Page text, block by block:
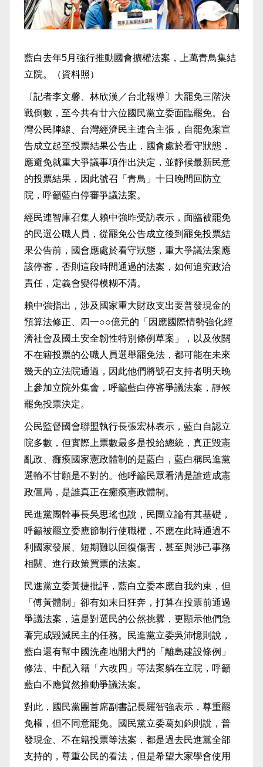
藍白去年5月強行推動國會擴權法案，上萬青鳥集結
立院。（資料照）
〔記者李文馨、林欣漢／台北報導〕大罷免三階決
戰倒數，至今共有廿六位國民黨立委面臨罷免。台
灣公民陣線、台灣經濟民主連合主張，自罷免案宣
告成立起至投票結果公告止，國會處於看守狀態，
應避免就重大爭議事項作出決定，並靜候最新民意
的投票結果，因此號召「青鳥」十日晚間回防立
院，呼籲藍白停審爭議法案。
經民連智庫召集人賴中強昨受訪表示，面臨被罷免
的民選公職人員，從罷免公告成立後到罷免投票結
果公告前，國會應處於看守狀態，重大爭議法案應
該停審，否則這段時間通過的法案，如何追究政治
責任，定義會變得模糊不清。
賴中強指出，涉及國家重大財政支出要普發現金的
預算法修正、四一○○億元的「因應國際情勢強化經
濟社會及國土安全韌性特別條例草案」，以及攸關
不在籍投票的公職人員選舉罷免法，都可能在未來
幾天的立法院通過，因此他們將號召支持者明天晚
上參加立院外集會，呼籲藍白停審爭議法案，靜候
罷免投票決定。
公民監督國會聯盟執行長張宏林表示，藍白自認立
院多數，但實際上票數最多是投給總統，真正毀憲
亂政、癱瘓國家憲政體制的是藍白，藍白稱民進黨
選輸不甘願是不對的。他呼籲民眾看清是誰造成憲
政僵局，是誰真正在癱瘓憲政體制。
民進黨團幹事長吳思瑤也說，民團立論有其基礎，
呼籲被罷立委應節制行使職權，不應在此時通過不
利國家發展、短期難以回復傷害，甚至與涉己事務
相關、進行政策買票的法案。
民進黨立委黃捷批評，藍白立委本應自我約束，但
「傅黃體制」卻有如末日狂奔，打算在投票前通過
爭議法案，這是對選民的公然挑釁，更顯示他們急
著完成毀滅民主的任務。民進黨立委吳沛憶則說，
藍白還有幫中國洗產地開大門的「離島建設條例」
修法、中配入籍「六改四」等法案躺在立院，呼籲
藍白不應貿然推動爭議法案。
對此，國民黨團首席副書記長羅智強表示，尊重罷
免權，但不同意罷免。國民黨立委葛如鈞則說，普
發現金、不在籍投票等法案，都是過去民進黨全部
支持的，尊重公民的看法，但是希望大家學會使用